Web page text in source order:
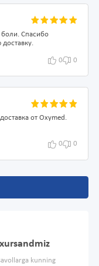
Спасибо
доставку.
0 0
от Oxymed.
0 0
kunning